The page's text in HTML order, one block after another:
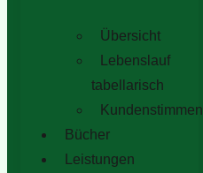
Übersicht
Lebenslauf
tabellarisch
Kundenstimmen
Bücher
Leistungen